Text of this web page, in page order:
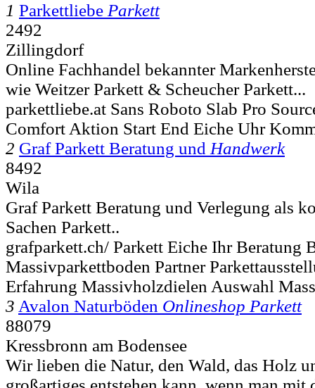
1 Parkettliebe Parkett
2492
Zillingdorf
Online Fachhandel bekannter
wie Weitzer Parkett & Scheucher Parkett...
parkettliebe.at Sans Roboto Slab Pro
Comfort Aktion Start End Eiche Uhr
2 Graf Parkett Beratung und Handwerk
8492
Wila
Graf Parkett Beratung und Verlegung als
Sachen Parkett..
grafparkett.ch/ Parkett Eiche Ihr Beratung
Massivparkettboden Partner
Erfahrung Massivholzdielen Auswahl
3 Avalon Naturböden Onlineshop Parkett
88079
Kressbronn am Bodensee
Wir lieben die Natur, den Wald, das Holz